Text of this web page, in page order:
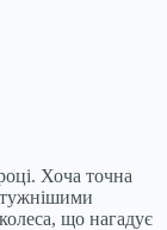
Хоча точна
що нагадує